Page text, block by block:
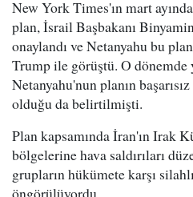
New York Times'ın mart
plan, İsrail Başbakanı
onaylandı ve Netanyahu bu
Trump ile görüştü. O dönemde
Netanyahu'nun planın
olduğu da belirtilmişti.
Plan kapsamında İran'ın Irak
bölgelerine hava saldırıları
grupların hükümete karşı